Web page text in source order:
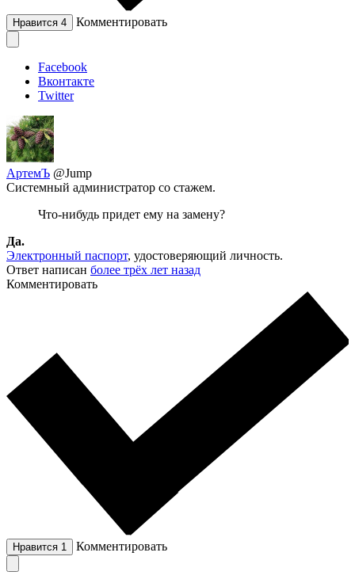
Нравится 4 Комментировать
Facebook
Вконтакте
Twitter
АртемЪ @Jump
Системный администратор со стажем.
Что-нибудь придет ему на замену?
Да.
Электронный паспорт, удостоверяющий личность.
Ответ написан более трёх лет назад
Комментировать
Нравится 1 Комментировать